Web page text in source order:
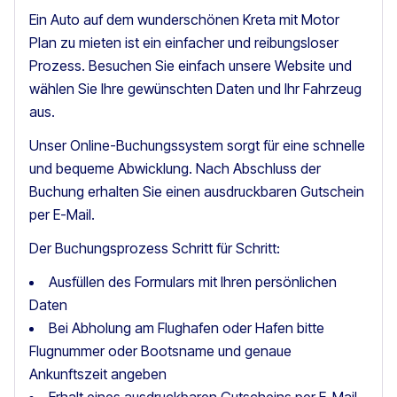
Ein Auto auf dem wunderschönen Kreta mit Motor
Plan zu mieten ist ein einfacher und reibungsloser
Prozess. Besuchen Sie einfach unsere Website und
wählen Sie Ihre gewünschten Daten und Ihr Fahrzeug
aus.
Unser Online-Buchungssystem sorgt für eine schnelle
und bequeme Abwicklung. Nach Abschluss der
Buchung erhalten Sie einen ausdruckbaren Gutschein
per E-Mail.
Der Buchungsprozess Schritt für Schritt:
Ausfüllen des Formulars mit Ihren persönlichen
Daten
Bei Abholung am Flughafen oder Hafen bitte
Flugnummer oder Bootsname und genaue
Ankunftszeit angeben